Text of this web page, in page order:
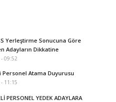
Yerleştirme Sonucuna Göre
Adayların Dikkatine
09:52
Personel Atama Duyurusu
11:15
PERSONEL YEDEK ADAYLARA